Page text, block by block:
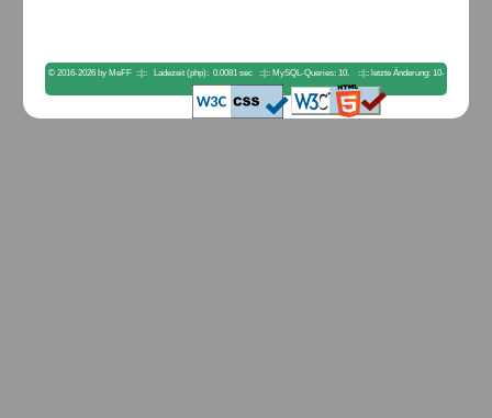
© 2016-2026 by MeFF ::|:: Ladezeit (php): 0.0081 sec ::|:: MySQL-Queries: 10. ::|:: letzte Änderung: 10-